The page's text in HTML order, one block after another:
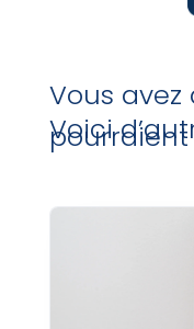
Vous
Voici
pourraient